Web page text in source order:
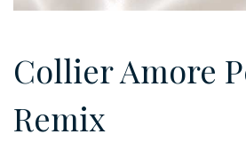
Collier Amore
Remix